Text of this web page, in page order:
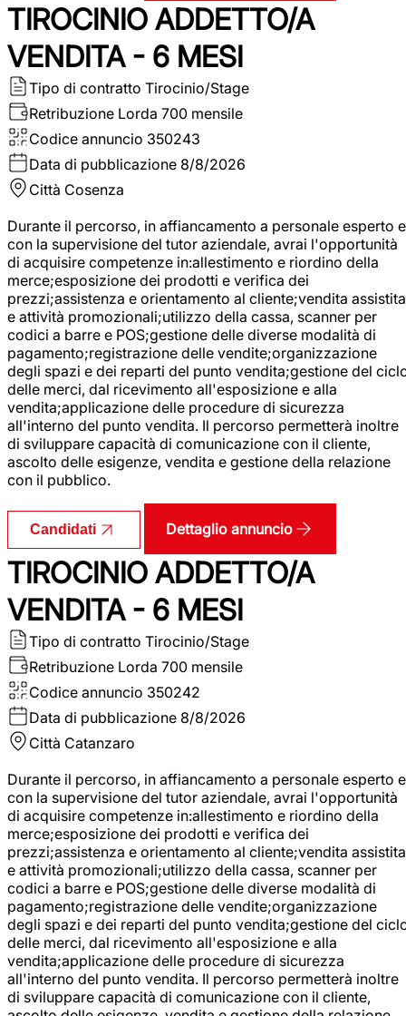
TIROCINIO ADDETTO/A
VENDITA - 6 MESI
Tipo di contratto Tirocinio/Stage
Retribuzione Lorda 700 mensile
Codice annuncio 350243
Data di pubblicazione 8/8/2026
Città Cosenza
Durante il percorso, in affiancamento a personale esperto e
con la supervisione del tutor aziendale, avrai l'opportunità
di acquisire competenze in:allestimento e riordino della
merce;esposizione dei prodotti e verifica dei
prezzi;assistenza e orientamento al cliente;vendita assistita
e attività promozionali;utilizzo della cassa, scanner per
codici a barre e POS;gestione delle diverse modalità di
pagamento;registrazione delle vendite;organizzazione
degli spazi e dei reparti del punto vendita;gestione del
delle merci, dal ricevimento all'esposizione e alla
vendita;applicazione delle procedure di sicurezza
all'interno del punto vendita. Il percorso permetterà inoltre
di sviluppare capacità di comunicazione con il cliente,
ascolto delle esigenze, vendita e gestione della relazione
con il pubblico.
Candidati Dettaglio annuncio
TIROCINIO ADDETTO/A
VENDITA - 6 MESI
Tipo di contratto Tirocinio/Stage
Retribuzione Lorda 700 mensile
Codice annuncio 350242
Data di pubblicazione 8/8/2026
Città Catanzaro
Durante il percorso, in affiancamento a personale esperto e
con la supervisione del tutor aziendale, avrai l'opportunità
di acquisire competenze in:allestimento e riordino della
merce;esposizione dei prodotti e verifica dei
prezzi;assistenza e orientamento al cliente;vendita assistita
e attività promozionali;utilizzo della cassa, scanner per
codici a barre e POS;gestione delle diverse modalità di
pagamento;registrazione delle vendite;organizzazione
degli spazi e dei reparti del punto vendita;gestione del
delle merci, dal ricevimento all'esposizione e alla
vendita;applicazione delle procedure di sicurezza
all'interno del punto vendita. Il percorso permetterà inoltre
di sviluppare capacità di comunicazione con il cliente,